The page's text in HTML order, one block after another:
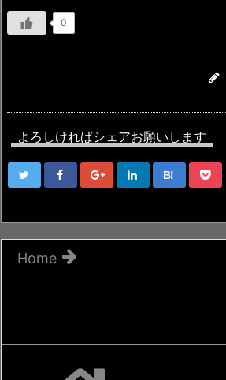
0
よろしければシェアお願いします
B!
Home